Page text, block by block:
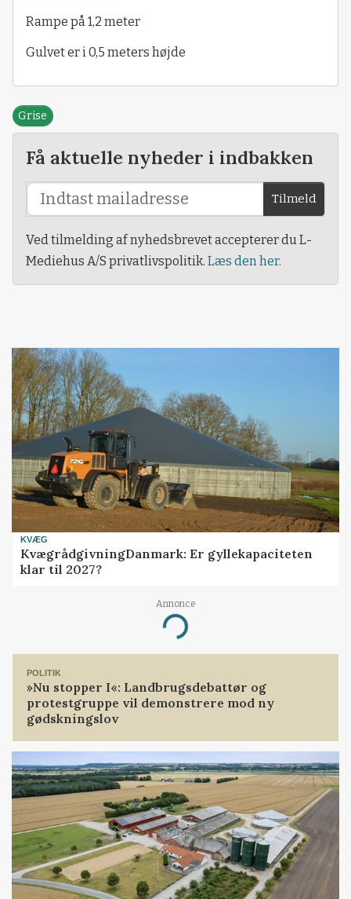
Rampe på 1,2 meter
Gulvet er i 0,5 meters højde
Grise
Få aktuelle nyheder i indbakken
Tilmeld
Ved tilmelding af nyhedsbrevet accepterer du L-
Mediehus A/S privatlivspolitik. Læs den her.
KVÆG
KvægrådgivningDanmark: Er gyllekapaciteten
klar til 2027?
Annonce
Loading...
POLITIK
»Nu stopper I«: Landbrugsdebattør og
protestgruppe vil demonstrere mod ny
gødskningslov